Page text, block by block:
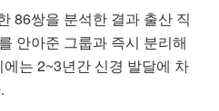
86쌍을 분석한 결과 출산 직
안아준 그룹과 즉시 분리해
는 2~3년간 신경 발달에 차